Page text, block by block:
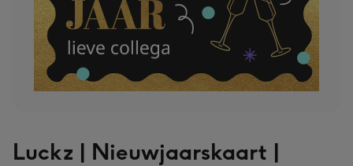
Luckz | Nieuwjaarskaart |